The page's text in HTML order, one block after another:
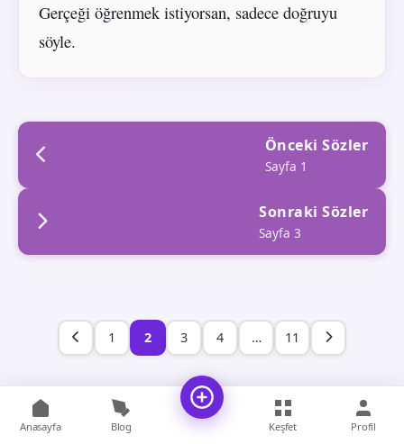
Gerçeği öğrenmek istiyorsan, sadece doğruyu
söyle.
Önceki Sözler
Sayfa 1
Sonraki Sözler
Sayfa 3
1 2 3 4 … 11
Anasayfa Blog Keşfet Profil